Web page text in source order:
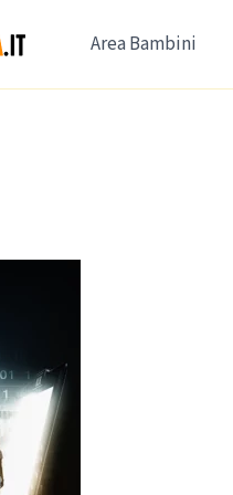
Area Bambini